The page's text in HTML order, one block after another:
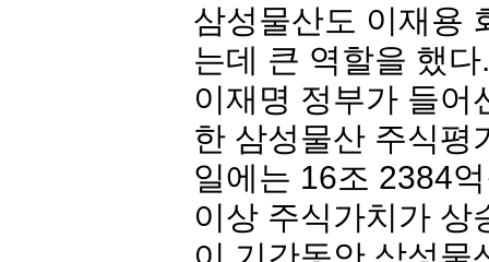
삼성물산도 이재용
는데 큰 역할을 했다.
이재명 정부가 들어
한 삼성물산 주식평
일에는 16조 2384
이상 주식가치가 상